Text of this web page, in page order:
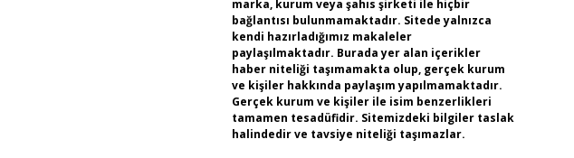
marka, kurum veya şahıs şirketi ile hiçbir
bağlantısı bulunmamaktadır. Sitede yalnızca
kendi hazırladığımız makaleler
paylaşılmaktadır. Burada yer alan içerikler
haber niteliği taşımamakta olup, gerçek kurum
ve kişiler hakkında paylaşım yapılmamaktadır.
Gerçek kurum ve kişiler ile isim benzerlikleri
tamamen tesadüfidir. Sitemizdeki bilgiler taslak
halindedir ve tavsiye niteliği taşımazlar.